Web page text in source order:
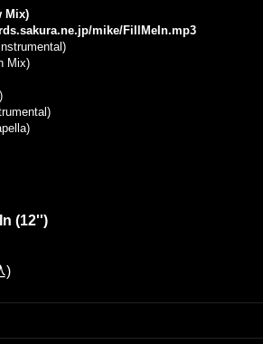
Mix)
mike/FillMeIn.mp3
Mix)
(12'')
)